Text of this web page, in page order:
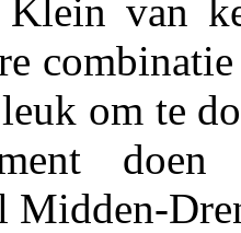
van
om te
doen
Midden-